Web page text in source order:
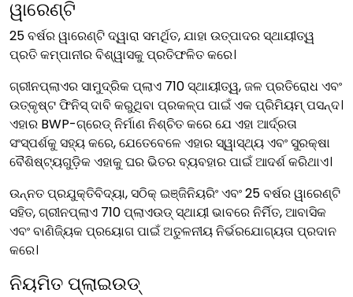
ୱାରେଣ୍ଟି
25 ବର୍ଷର ୱାରେଣ୍ଟି ଦ୍ୱାରା ସମର୍ଥିତ, ଯାହା ଉତ୍ପାଦର ସ୍ଥାୟୀତ୍ୱ
ପ୍ରତି କମ୍ପାନୀର ବିଶ୍ୱାସକୁ ପ୍ରତିଫଳିତ କରେ।
ଗ୍ରୀନପ୍ଲାଏର ସାମୁଦ୍ରିକ ପ୍ଲାଏ 710 ସ୍ଥାୟୀତ୍ୱ, ଜଳ ପ୍ରତିରୋଧ ଏବଂ
ଉତ୍କୃଷ୍ଟ ଫିନିସ୍ ଦାବି କରୁଥିବା ପ୍ରକଳ୍ପ ପାଇଁ ଏକ ପ୍ରିମିୟମ୍ ପସନ୍ଦ।
ଏହାର BWP-ଗ୍ରେଡ୍ ନିର୍ମାଣ ନିଶ୍ଚିତ କରେ ଯେ ଏହା ଆର୍ଦ୍ରତା
ସଂସ୍ପର୍ଶକୁ ସହ୍ୟ କରେ, ଯେତେବେଳେ ଏହାର ସ୍ୱାସ୍ଥ୍ୟ ଏବଂ ସୁରକ୍ଷା
ବୈଶିଷ୍ଟ୍ୟଗୁଡ଼ିକ ଏହାକୁ ଘର ଭିତର ବ୍ୟବହାର ପାଇଁ ଆଦର୍ଶ କରିଥାଏ।
ଉନ୍ନତ ପ୍ରଯୁକ୍ତିବିଦ୍ୟା, ସଠିକ୍ ଇଞ୍ଜିନିୟରିଂ ଏବଂ 25 ବର୍ଷର ୱାରେଣ୍ଟି
ସହିତ, ଗ୍ରୀନପ୍ଲାଏ 710 ପ୍ଲାଏଉଡ୍ ସ୍ଥାୟୀ ଭାବରେ ନିର୍ମିତ, ଆବାସିକ
ଏବଂ ବାଣିଜ୍ୟିକ ପ୍ରୟୋଗ ପାଇଁ ଅତୁଳନୀୟ ନିର୍ଭରଯୋଗ୍ୟତା ପ୍ରଦାନ
କରେ।
ନିୟମିତ ପ୍ଲାଇଉଡ୍‌